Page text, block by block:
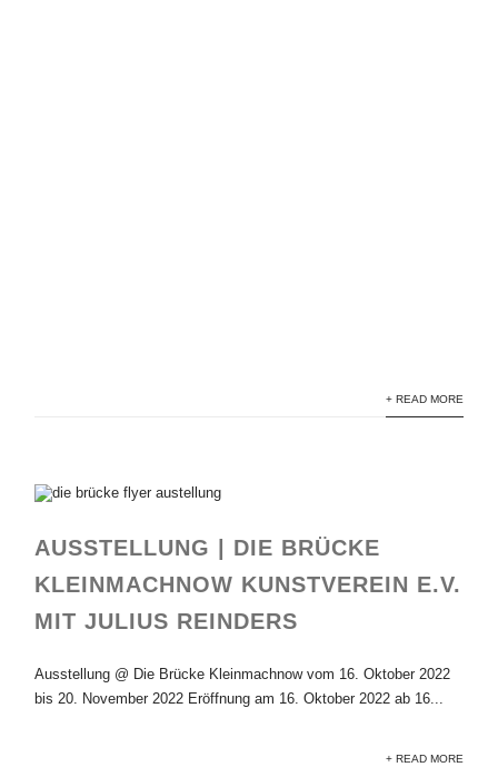
+ READ MORE
AUSSTELLUNG | DIE BRÜCKE
KLEINMACHNOW KUNSTVEREIN E.V.
MIT JULIUS REINDERS
Ausstellung @ Die Brücke Kleinmachnow vom 16. Oktober 2022
bis 20. November 2022 Eröffnung am 16. Oktober 2022 ab 16...
+ READ MORE